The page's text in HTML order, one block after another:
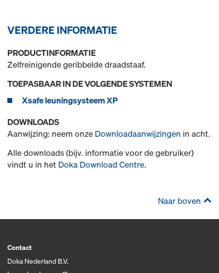
VERDERE INFORMATIE
PRODUCTINFORMATIE
Zelfreinigende geribbelde draadstaaf.
TOEPASBAAR IN DE VOLGENDE SYSTEMEN
Xsafe leuningsysteem XP
DOWNLOADS
Aanwijzing: neem onze Downloadaanwijzingen in acht.
Alle downloads (bijv. informatie voor de gebruiker)
vindt u in het Doka Download Centre.
Naar boven
Contact
Doka Nederland B.V.